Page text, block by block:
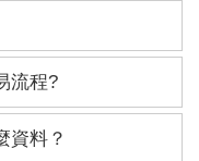
流程?
資料？